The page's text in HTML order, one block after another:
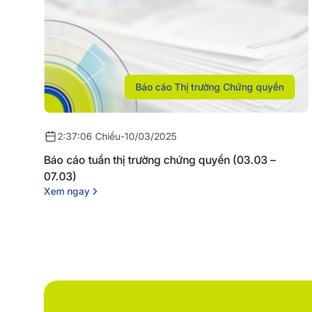
Báo cáo Thị trường Chứng quyền
2:37:06 Chiều-10/03/2025
Báo cáo tuần thị trường chứng quyền (03.03 –
07.03)
Xem ngay